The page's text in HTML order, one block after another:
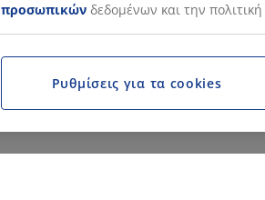
προσωπικών δεδομένων και την
Ρυθμίσεις για τα cookies